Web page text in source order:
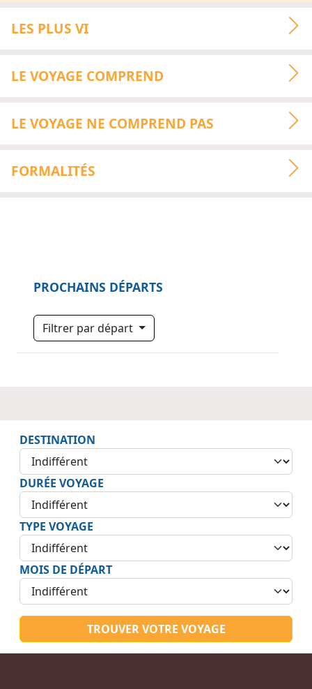
LES PLUS VI
LE VOYAGE COMPREND
LE VOYAGE NE COMPREND PAS
FORMALITÉS
PROCHAINS DÉPARTS
Filtrer par départ
DESTINATION
DURÉE VOYAGE
TYPE VOYAGE
MOIS DE DÉPART
TROUVER VOTRE VOYAGE